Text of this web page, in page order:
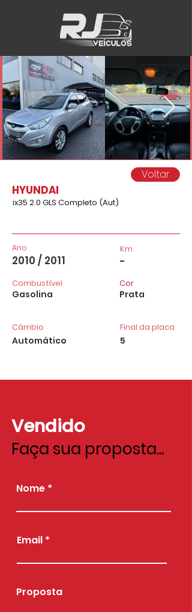
Voltar
HYUNDAI
ix35 2.0 GLS Completo (Aut)
Ano
2010 / 2011
Combustível
Gasolina
Câmbio
Automático
Km
-
Cor
Prata
Final da placa
5
Vendido
Faça sua proposta...
Nome
Email
Proposta